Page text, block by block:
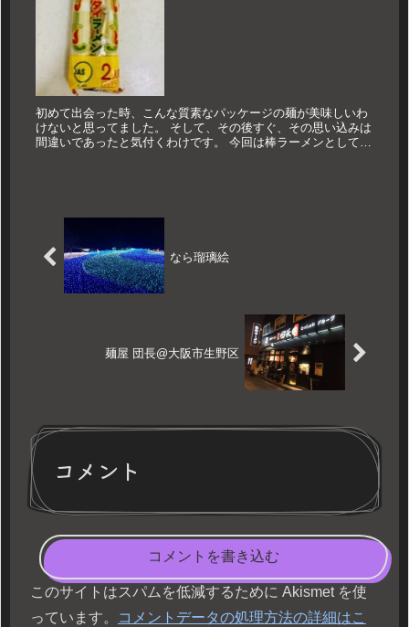
初めて出会った時、こんな質素なパッケージの麺が美味しいわ
けないと思ってました。 そして、その後すぐ、その思い込みは
間違いであったと気付くわけです。 今回は棒ラーメンとして知
なら瑠璃絵
麺屋 団長@大阪市生野区
コメント
コメントを書き込む
このサイトはスパムを低減するために Akismet を使
っています。
コメントデータの処理方法の詳細はこ